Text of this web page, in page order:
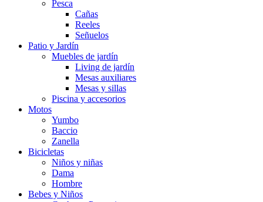
Pesca
Cañas
Reeles
Señuelos
Patio y Jardín
Muebles de jardín
Living de jardín
Mesas auxiliares
Mesas y sillas
Piscina y accesorios
Motos
Yumbo
Baccio
Zanella
Bicicletas
Niños y niñas
Dama
Hombre
Bebes y Niños